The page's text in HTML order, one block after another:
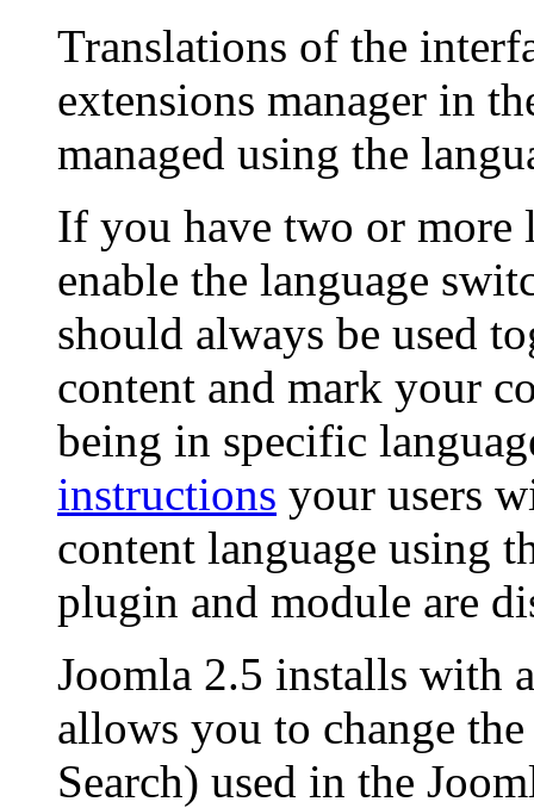
Translations of the
extensions manager in
managed using the
If you have two or more
enable the language
should always be used
content and mark your
being in specific
instructions your users
content language using
plugin and module are
Joomla 2.5 installs with
allows you to change
Search) used in the